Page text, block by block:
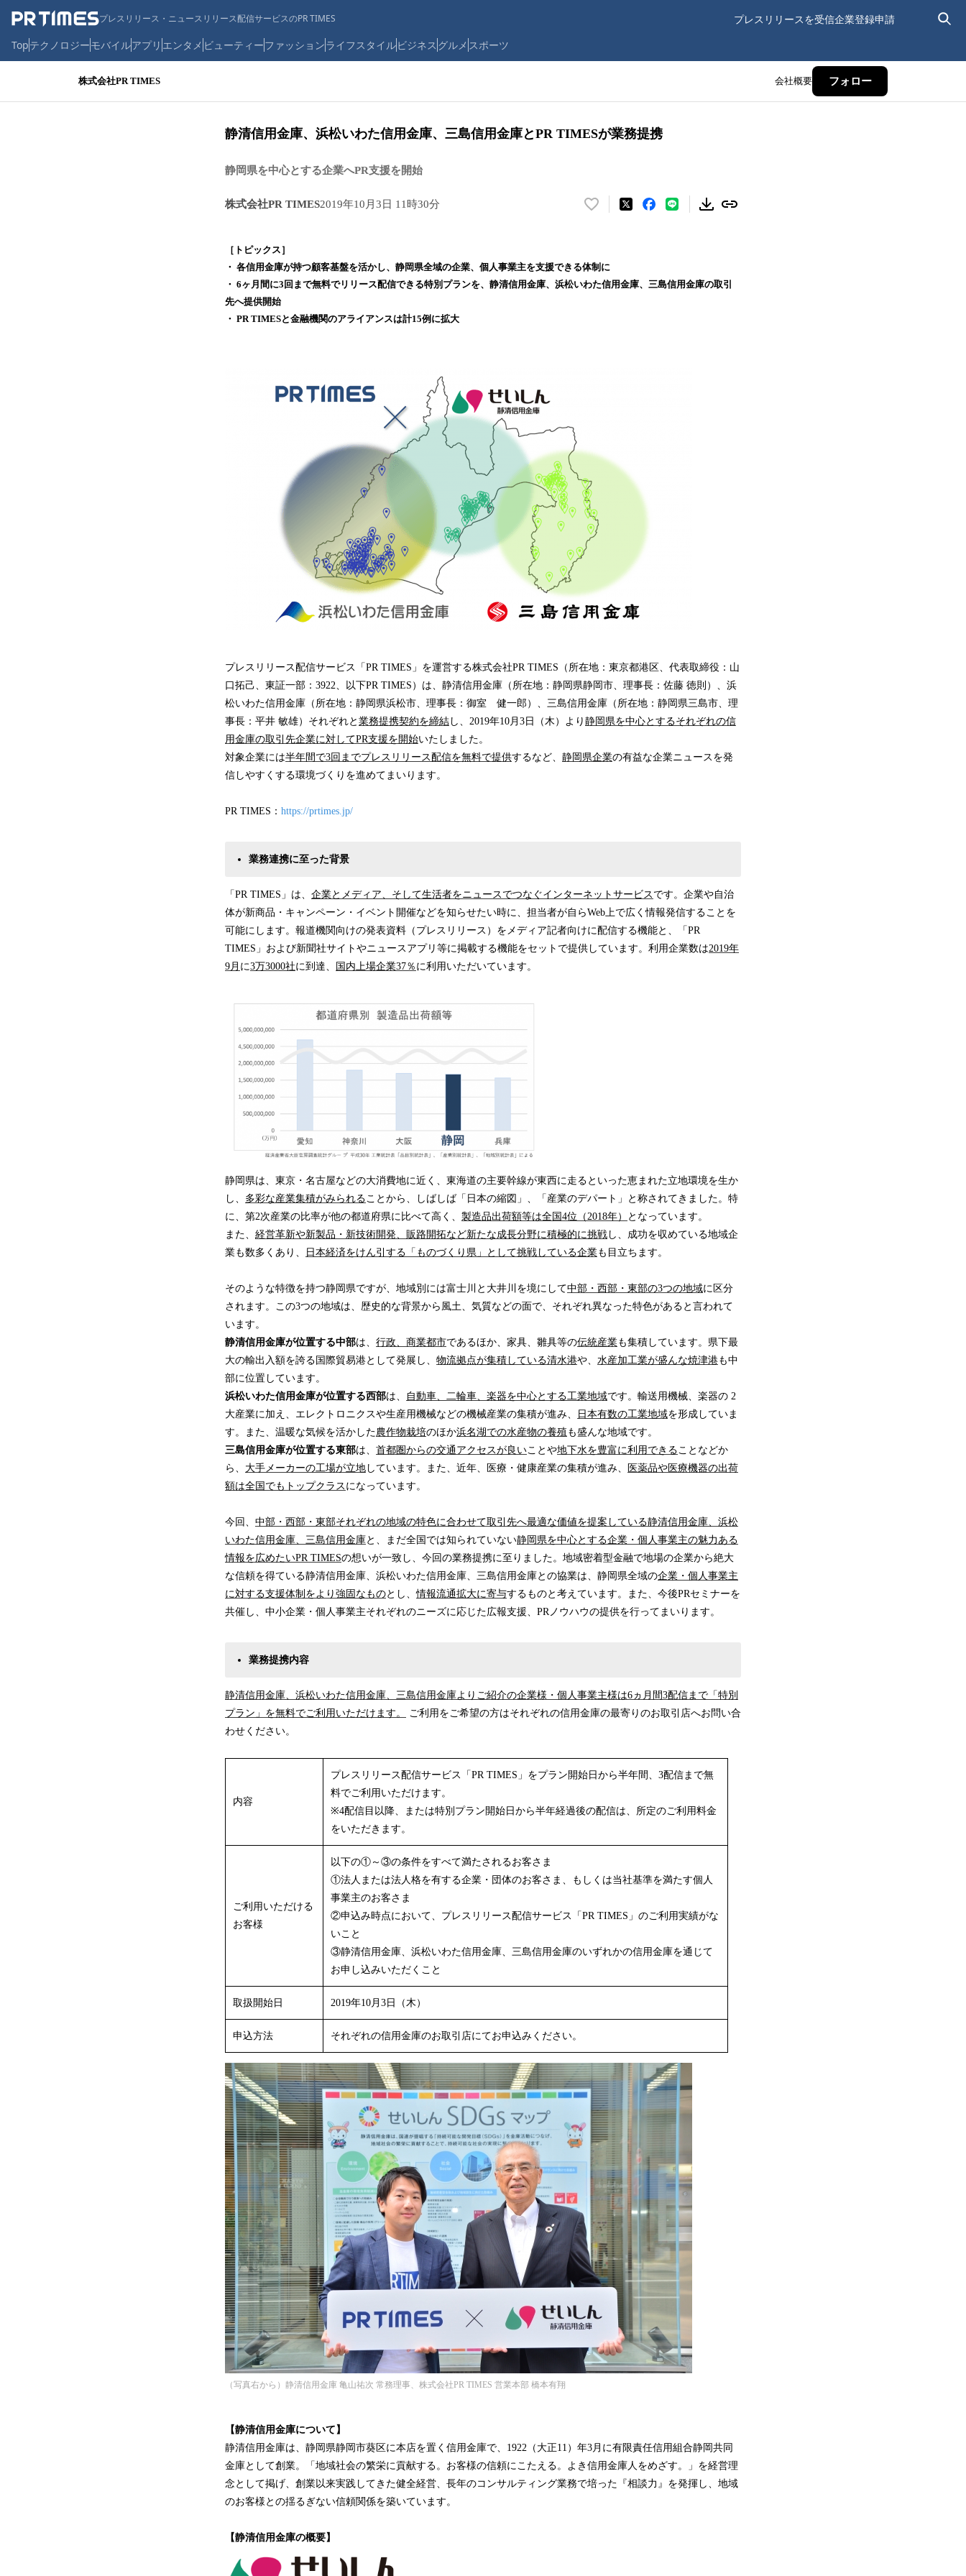
プレスリリース・ニュースリリース配信サービスのPR TIMES プレスリリースを受信企業登録申請
Topテクノロジーモバイルアプリ エンタメ ビューティーファッションライフスタイルビジネス グルメ スポーツ
株式会社PR TIMES 会社概要 フォロー
静清信用金庫、浜松いわた信用金庫、三島信用金庫とPR TIMESが業務提携
静岡県を中心とする企業へPR支援を開始
株式会社PR TIMES2019年10月3日 11時30分
い
数
を
［トピックス］
・ 各信用金庫が持つ顧客基盤を活かし、静岡県全域の企業、個人事業主を支援できる体制に
・ 6ヶ月間に3回まで無料でリリース配信できる特別プランを、静清信用金庫、浜松いわた信用金庫、三島信用金庫の取引
先へ提供開始
・ PR TIMESと金融機関のアライアンスは計15例に拡大
プレスリリース配信サービス「PR TIMES」を運営する株式会社PR TIMES（所在地：東京都港区、代表取締役：山
口拓己、東証一部：3922、以下PR TIMES）は、静清信用金庫（所在地：静岡県静岡市、理事長：佐藤 徳則）、浜
松いわた信用金庫（所在地：静岡県浜松市、理事長：御室 健一郎）、三島信用金庫（所在地：静岡県三島市、理
事長：平井 敏雄）それぞれと 業務提携契約を締結 し、2019年10月3日（木）より 静岡県を中心とするそれぞれの信
用金庫の取引先企業に対してPR支援を開始いたしました。
対象企業には半年間で3回までプレスリリース配信を無料で提供するなど、 静岡県企業の有益な企業ニュースを発
信しやすくする環境づくりを進めてまいります。
PR TIMES： https://prtimes.jp/
業務連携に至った背景
「PR TIMES」は、 企業とメディア、そして生活者をニュースでつなぐインターネットサービス です。企業や自治
体が新商品・キャンペーン・イベント開催などを知らせたい時に、担当者が自らWeb上で広く情報発信することを
可能にします。報道機関向けの発表資料（プレスリリース）をメディア記者向けに配信する機能と、「PR
TIMES」および新聞社サイトやニュースアプリ等に掲載する機能をセットで提供しています。利用企業数は2019年
9月 に3万3000社に到達、 国内上場企業37％ に利用いただいています。
静岡県は、東京・名古屋などの大消費地に近く、東海道の主要幹線が東西に走るといった恵まれた立地環境を生か
し、 多彩な産業集積がみられることから、しばしば「日本の縮図」、「産業のデパート」と称されてきました。特
に、第2次産業の比率が他の都道府県に比べて高く、 製造品出荷額等は全国4位（2018年）
となっています。
また、 経営革新や新製品・新技術開発、販路開拓など新たな成長分野に積極的に挑戦 し、成功を収めている地域企
業も数多くあり、
日本経済をけん引する「ものづくり県」として挑戦している企業も目立ちます。
そのような特徴を持つ静岡県ですが、地域別には富士川と大井川を境にして中部・西部・東部の3つの地域に区分
されます。この3つの地域は、歴史的な背景から風土、気質などの面で、それぞれ異なった特色があると言われて
います。
静清信用金庫が位置する中部は、 行政、商業都市であるほか、家具、雛具等の伝統産業も集積しています。県下最
大の輸出入額を誇る国際貿易港として発展し、 物流拠点が集積している清水港や、 水産加工業が盛んな焼津港も中
部に位置しています。
浜松いわた信用金庫が位置する西部は、 自動車、二輪車、楽器を中心とする工業地域です。輸送用機械、楽器の 2
大産業に加え、エレクトロニクスや生産用機械などの機械産業の集積が進み、
日本有数の工業地域を形成していま
す。また、温暖な気候を活かした農作物栽培のほか浜名湖での水産物の養殖 も盛んな地域です。
三島信用金庫が位置する東部は、 首都圏からの交通アクセスが良いことや地下水を豊富に利用できることなどか
ら、 大手メーカーの工場が立地 しています。また、近年、医療・健康産業の集積が進み、
医薬品や医療機器の出荷
額は全国でもトップクラス になっています。
今回、 中部・西部・東部それぞれの地域の特色に合わせて取引先へ最適な価値を提案している静清信用金庫、浜松
いわた信用金庫、三島信用金庫 と、まだ全国では知られていない静岡県を中心とする企業・個人事業主の魅力ある
情報を広めたいPR TIMESの想いが一致し、今回の業務提携に至りました。地域密着型金融で地場の企業から絶大
な信頼を得ている静清信用金庫、浜松いわた信用金庫、三島信用金庫との協業は、静岡県全域の企業・個人事業主
に対する支援体制をより強固なものとし、情報流通拡大に寄与するものと考えています。また、今後PRセミナーを
共催し、中小企業・個人事業主それぞれのニーズに応じた広報支援、PRノウハウの提供を行ってまいります。
業務提携内容
静清信用金庫、浜松いわた信用金庫、三島信用金庫よりご紹介の企業様・個人事業主様は6ヵ月間3配信まで「特別
プラン」を無料でご利用いただけます。
ご利用をご希望の方はそれぞれの信用金庫の最寄りのお取引店へお問い合
わせください。
内容
プレスリリース配信サービス「PR TIMES」をプラン開始日から半年間、3配信まで無
料でご利用いただけます。
※4配信目以降、または特別プラン開始日から半年経過後の配信は、所定のご利用料金
をいただきます。
ご利用いただける
お客様
以下の①～③の条件をすべて満たされるお客さま
①法人または法人格を有する企業・団体のお客さま、もしくは当社基準を満たす個人
事業主のお客さま
②申込み時点において、プレスリリース配信サービス「PR TIMES」のご利用実績がな
いこと
③静清信用金庫、浜松いわた信用金庫、三島信用金庫のいずれかの信用金庫を通じて
お申し込みいただくこと
取扱開始日 2019年10月3日（木）
申込方法 それぞれの信用金庫のお取引店にてお申込みください。
（写真右から）静清信用金庫 亀山祐次 常務理事、株式会社PR TIMES 営業本部 橋本有翔
【静清信用金庫について】
静清信用金庫は、静岡県静岡市葵区に本店を置く信用金庫で、1922（大正11）年3月に有限責任信用組合静岡共同
金庫として創業。「地域社会の繁栄に貢献する。お客様の信頼にこたえる。よき信用金庫人をめざす。」を経営理
念として掲げ、創業以来実践してきた健全経営、長年のコンサルティング業務で培った『相談力』を発揮し、地域
のお客様との揺るぎない信頼関係を築いています。
【静清信用金庫の概要】